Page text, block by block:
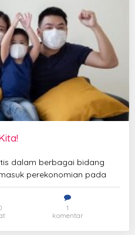
dalam berbagai bidang
perekonomian pada
1
komentar